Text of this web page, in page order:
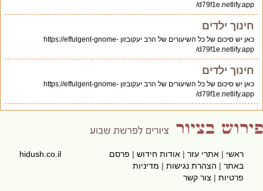
d79f1e.netlify.app/
חינוך ילדים
כאן יש סיכום של כל השיעורים של הרב יעקובזון https://effulgent-gnome-
d79f1e.netlify.app/
חינוך ילדים
כאן יש סיכום של כל השיעורים של הרב יעקובזון https://effulgent-gnome-
d79f1e.netlify.app/
ראשי|אתרי עזר|אודות חידוש|פרסם
באתר|הצהרת נגישות|מדיניות
פרטיות|צור קשר
hidush.co.il